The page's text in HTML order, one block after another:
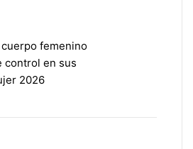
femenino
control en sus
2026